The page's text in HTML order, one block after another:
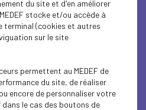
du site et d'en améliorer
stocke et/ou accède à
terminal (cookies et autres
sur le site
permettent au MEDEF de
du site, de réaliser
encore de personnaliser votre
le cas des boutons de